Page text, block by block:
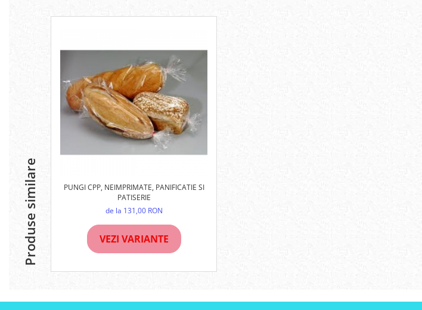
Produse similare
PUNGI CPP, NEIMPRIMATE, PANIFICATIE SI
PATISERIE
de la 131,00 RON
VEZI VARIANTE